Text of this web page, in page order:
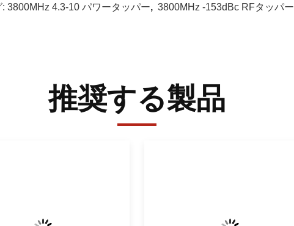
: 3800MHz 4.3-10 パワータッパー, 3800MHz -153dBc RFタッパー
推奨する製品